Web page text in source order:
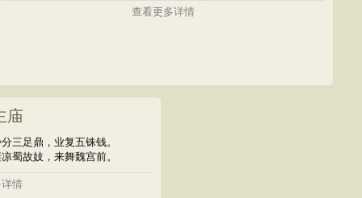
查看更多详情
庙
三足鼎，业复五铢钱。
蜀故妓，来舞魏宫前。
情